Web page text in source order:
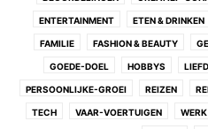
ENTERTAINMENT ETEN & DRINKEN
FAMILIE FASHION & BEAUTY
GOEDE-DOEL HOBBYS
PERSOONLIJKE-GROEI REIZEN
TECH VAAR-VOERTUIGEN WERK